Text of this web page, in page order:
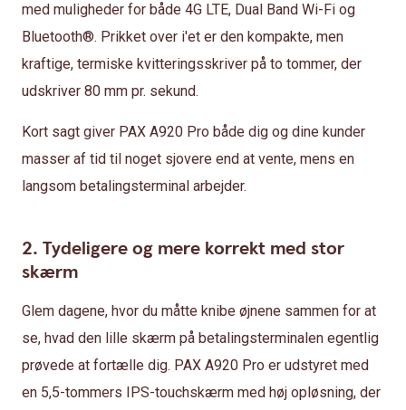
med muligheder for både 4G LTE, Dual Band Wi-Fi og
Bluetooth®. Prikket over i'et er den kompakte, men
kraftige, termiske kvitteringsskriver på to tommer, der
udskriver 80 mm pr. sekund.
Kort sagt giver PAX A920 Pro både dig og dine kunder
masser af tid til noget sjovere end at vente, mens en
langsom betalingsterminal arbejder.
2. Tydeligere og mere korrekt med stor
skærm
Glem dagene, hvor du måtte knibe øjnene sammen for at
se, hvad den lille skærm på betalingsterminalen egentlig
prøvede at fortælle dig. PAX A920 Pro er udstyret med
en 5,5-tommers IPS-touchskærm med høj opløsning, der